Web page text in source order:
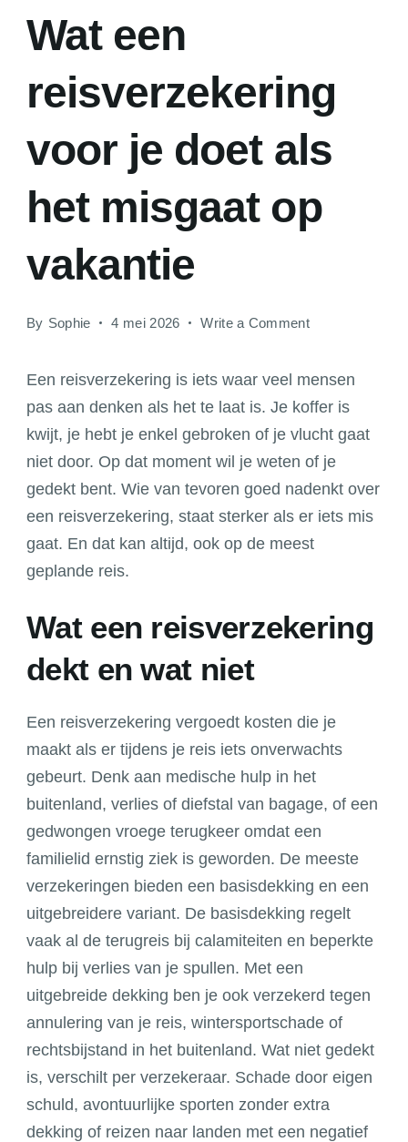
Wat een
reisverzekering
voor je doet als
het misgaat op
vakantie
By Sophie 4 mei 2026 Write a Commenton
reisverzekering
voor
je
doet
als
misgaat
op
Een reisverzekering is iets waar veel mensen
pas aan denken als het te laat is. Je koffer is
kwijt, je hebt je enkel gebroken of je vlucht gaat
niet door. Op dat moment wil je weten of je
gedekt bent. Wie van tevoren goed nadenkt over
een reisverzekering, staat sterker als er iets mis
gaat. En dat kan altijd, ook op de meest
geplande reis.
Wat een reisverzekering
dekt en wat niet
Een reisverzekering vergoedt kosten die je
maakt als er tijdens je reis iets onverwachts
gebeurt. Denk aan medische hulp in het
buitenland, verlies of diefstal van bagage, of een
gedwongen vroege terugkeer omdat een
familielid ernstig ziek is geworden. De meeste
verzekeringen bieden een basisdekking en een
uitgebreidere variant. De basisdekking regelt
vaak al de terugreis bij calamiteiten en beperkte
hulp bij verlies van je spullen. Met een
uitgebreide dekking ben je ook verzekerd tegen
annulering van je reis, wintersportschade of
rechtsbijstand in het buitenland. Wat niet gedekt
is, verschilt per verzekeraar. Schade door eigen
schuld, avontuurlijke sporten zonder extra
dekking of reizen naar landen met een negatief